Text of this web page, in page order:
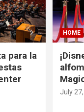
para la
HOME
July